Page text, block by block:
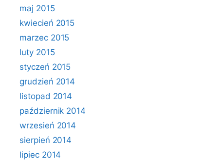
maj 2015
kwiecień 2015
marzec 2015
luty 2015
styczeń 2015
grudzień 2014
listopad 2014
październik 2014
wrzesień 2014
sierpień 2014
lipiec 2014